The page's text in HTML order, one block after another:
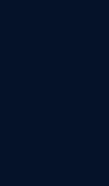
buxhetor dhe
rëndësia e
profesionale si bazë
promovon realizimin
përfaqësuesit e
të Republikës së
dhe sistemin e